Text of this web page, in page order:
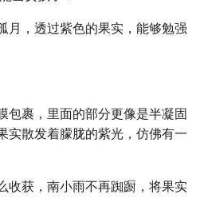
月，透过紫色的果实，能够勉强
包裹，里面的部分更像是半凝固
实散发着朦胧的紫光，仿佛有一
收获，南小雨不再踟蹰，将果实